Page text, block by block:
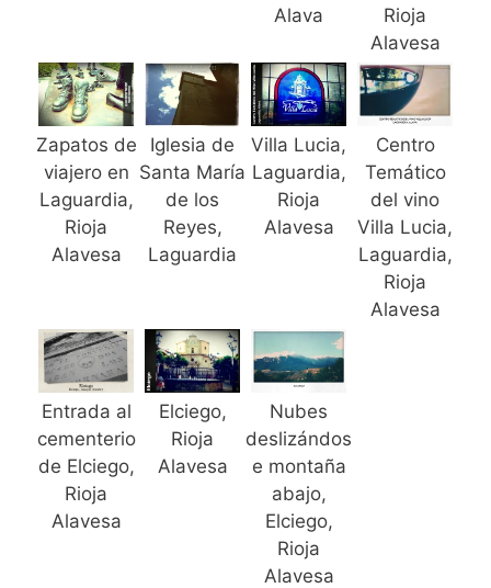
Alava
Rioja
Alavesa
Zapatos de
viajero en
Laguardia,
Rioja
Alavesa
Iglesia de
Santa María
de los
Reyes,
Laguardia
Villa Lucia,
Laguardia,
Rioja
Alavesa
Centro
Temático
del vino
Villa Lucia,
Laguardia,
Rioja
Alavesa
Entrada al
cementerio
de Elciego,
Rioja
Alavesa
Elciego,
Rioja
Alavesa
Nubes
deslizándos
e montaña
abajo,
Elciego,
Rioja
Alavesa